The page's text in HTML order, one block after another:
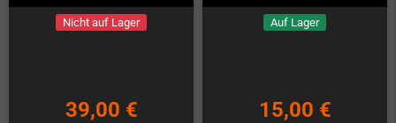
Nicht auf Lager
39,00 €
Auf Lager
15,00 €